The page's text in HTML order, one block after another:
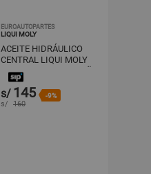
EUROAUTOPARTES
LIQUI MOLY
ACEITE HIDRÁULICO
CENTRAL LIQUI MOLY
ZENTRALHYDRAULIKÖL
1L
s/ 145 -9%
s/ 160